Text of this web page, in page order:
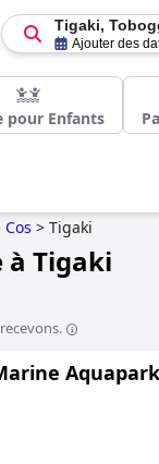
Tigaki,
Ajouter des
pour Enfants
Cos > Tigaki
à Tigaki
Aquapark